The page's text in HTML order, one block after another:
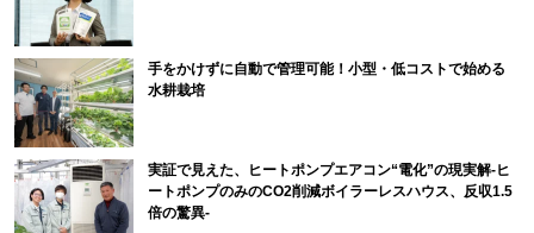
手をかけずに自動で管理可能！小型・低コストで始める
水耕栽培
実証で見えた、ヒートポンプエアコン“電化”の現実解-ヒ
ートポンプのみのCO2削減ボイラーレスハウス、反収1.5
倍の驚異-